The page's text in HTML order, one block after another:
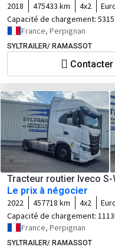
2018 475433 km 4x2
Capacité de chargement:
France, Perpignan
SYLTRAILER/ RAMASSOT
Tracteur routier Iveco S-
Le prix à négocier
2022 457718 km 4x2
Capacité de chargement:
France, Perpignan
SYLTRAILER/ RAMASSOT